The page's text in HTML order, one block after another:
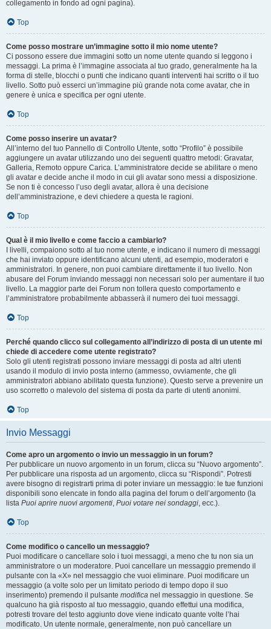
collegamento in fondo ad ogni pagina).
Top
Come posso mostrare un’immagine sotto il mio nome utente?
Ci possono essere due immagini sotto un nome utente quando si leggono i
messaggi. La prima è l’immagine associata al tuo grado, generalmente ha la
forma di stelle, blocchi o punti che indicano quanti interventi hai scritto o il tuo
livello. Sotto può esserci un’immagine più grande nota come avatar, che in
genere è unica e specifica per ogni utente.
Top
Come posso inserire un avatar?
All’interno del tuo Pannello di Controllo Utente, sotto “Profilo” è possibile
aggiungere un avatar utilizzando uno dei seguenti quattro metodi: Gravatar,
Galleria, Remoto oppure Carica. L’amministratore decide se abilitare o meno
gli avatar e decide anche il modo in cui gli avatar sono messi a disposizione.
Se non ti è concesso l’uso degli avatar, allora è una decisione
dell’amministrazione, e devi chiedere a questa le ragioni.
Top
Qual è il mio livello e come faccio a cambiarlo?
I livelli, compaiono sotto al tuo nome utente, e indicano il numero di messaggi
che hai inviato oppure identificano alcuni utenti, ad esempio, moderatori e
amministratori. In genere, non puoi cambiare direttamente il tuo livello. Non
abusare del Forum inviando messaggi non necessari solo per aumentare il tuo
livello. La maggior parte dei Forum non tollera questo comportamento e
l’amministratore probabilmente abbasserà il numero dei tuoi messaggi.
Top
Perché quando clicco sul collegamento all’indirizzo di posta di un utente mi
chiede di accedere come utente registrato?
Solo gli utenti registrati possono inviare messaggi di posta ad altri utenti
usando il modulo di invio posta interno (ammesso, ovviamente, che gli
amministratori abbiano abilitato questa funzione). Questo serve a prevenire un
uso scorretto o malevolo del sistema di posta da parte di utenti anonimi.
Top
Invio Messaggi
Come apro un argomento o invio un messaggio in un forum?
Per pubblicare un nuovo argomento in un forum, clicca su “Nuovo argomento”.
Per pubblicare una risposta ad un argomento, clicca su “Rispondi”. Potresti
avere bisogno di registrarti prima di poter inviare un messaggio: le tue funzioni
disponibili sono elencate in fondo alla pagina del forum o dell’argomento (la
lista Puoi aprire nuovi argomenti, Puoi votare nei sondaggi, ecc.).
Top
Come modifico o cancello un messaggio?
Puoi modificare o cancellare solo i tuoi messaggi, a meno che tu non sia un
amministratore o un moderatore. Puoi cancellare un messaggio premendo il
pulsante con la «X» nel messaggio che vuoi eliminare. Puoi modificare un
messaggio (a volte solo per un limitato periodo di tempo dopo il suo
inserimento) premendo il pulsante modifica nel messaggio in questione. Se
qualcuno ha già risposto al tuo messaggio, quando effettui una modifica,
potresti trovare del testo aggiunto dove viene indicato quante volte l’hai
modificato. Un utente normale, generalmente, non può cancellare un